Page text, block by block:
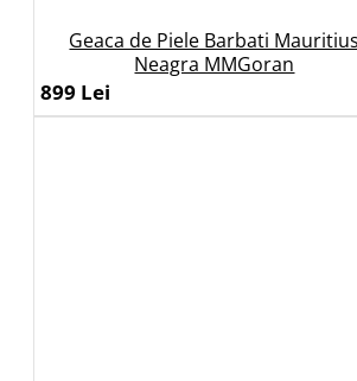
Geaca de Piele Barbati Mauritius
Neagra MMGoran
899 Lei